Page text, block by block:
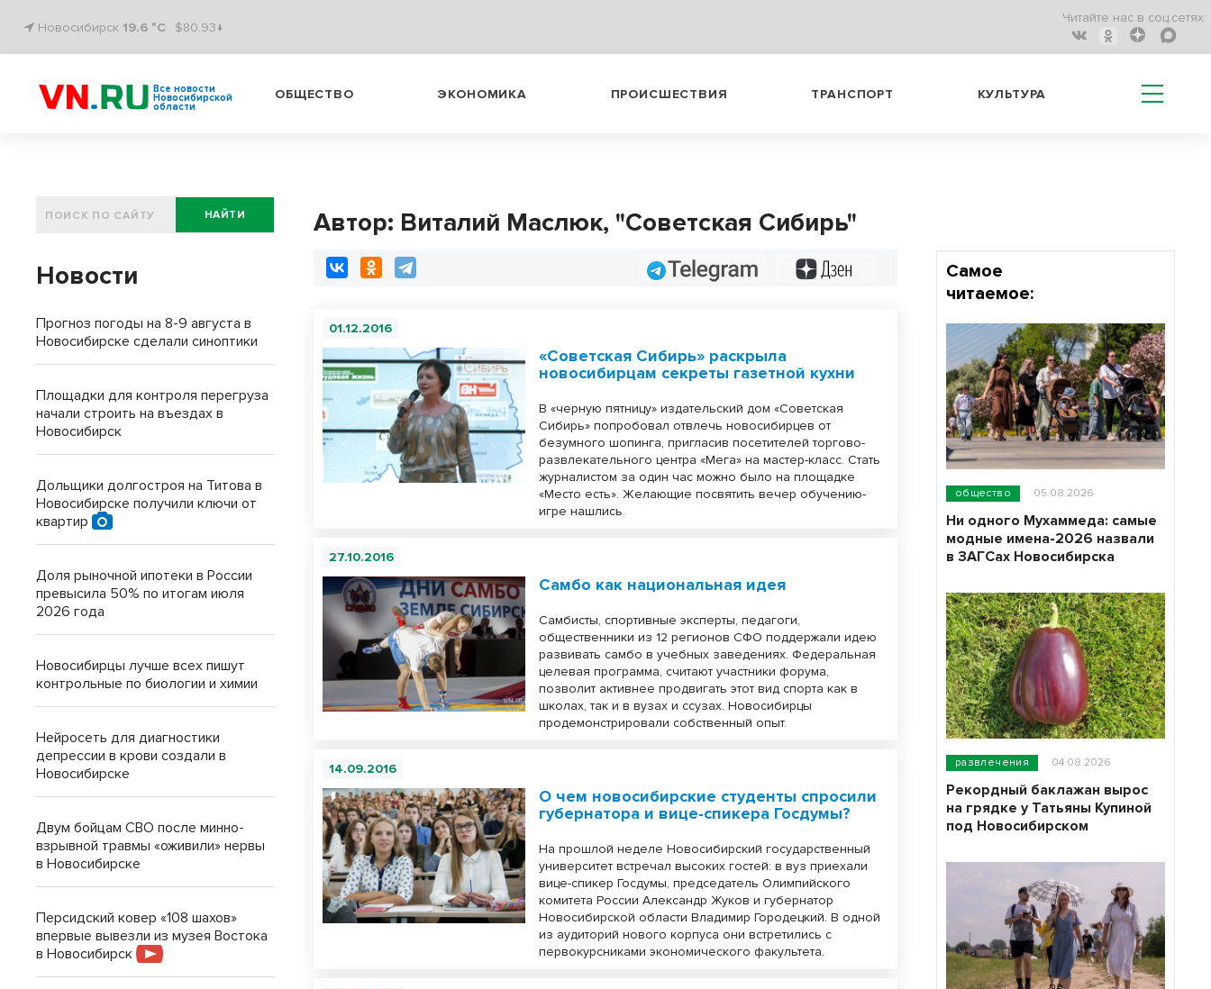
Новосибирск 19.6 °C $80.93↓
Читайте нас в соц.сетях:
Все новости
Новосибирской
области
ОБЩЕСТВО ЭКОНОМИКА ПРОИСШЕСТВИЯ ТРАНСПОРТ КУЛЬТУРА
Автор: Виталий Маслюк, "Советская Сибирь"
Telegram
01.12.2016
«Советская Сибирь» раскрыла
новосибирцам секреты газетной кухни
В «черную пятницу» издательский дом «Советская
Сибирь» попробовал отвлечь новосибирцев от
безумного шопинга, пригласив посетителей торгово-
развлекательного центра «Мега» на мастер-класс. Стать
журналистом за один час можно было на площадке
«Место есть». Желающие посвятить вечер обучению-
игре нашлись.
27.10.2016
Самбо как национальная идея
Самбисты, спортивные эксперты, педагоги,
общественники из 12 регионов СФО поддержали идею
развивать самбо в учебных заведениях. Федеральная
целевая программа, считают участники форума,
позволит активнее продвигать этот вид спорта как в
школах, так и в вузах и ссузах. Новосибирцы
продемонстрировали собственный опыт.
14.09.2016
О чем новосибирские студенты спросили
губернатора и вице-спикера Госдумы?
На прошлой неделе Новосибирский государственный
университет встречал высоких гостей: в вуз приехали
вице-спикер Госдумы, председатель Олимпийского
комитета России Александр Жуков и губернатор
Новосибирской области Владимир Городецкий. В одной
из аудиторий нового корпуса они встретились с
первокурсниками экономического факультета.
НАЙТИ
Новости
Прогноз погоды на 8-9 августа в
Новосибирске сделали синоптики
Площадки для контроля перегруза
начали строить на въездах в
Новосибирск
Дольщики долгостроя на Титова в
Новосибирске получили ключи от
квартир
Доля рыночной ипотеки в России
превысила 50% по итогам июля
2026 года
Новосибирцы лучше всех пишут
контрольные по биологии и химии
Нейросеть для диагностики
депрессии в крови создали в
Новосибирске
Двум бойцам СВО после минно-
взрывной травмы «оживили» нервы
в Новосибирске
Персидский ковер «108 шахов»
впервые вывезли из музея Востока
в Новосибирск
Самое
читаемое:
общество 05.08.2026
Ни одного Мухаммеда: самые
модные имена-2026 назвали
в ЗАГСах Новосибирска
развлечения 04.08.2026
Рекордный баклажан вырос
на грядке у Татьяны Купиной
под Новосибирском